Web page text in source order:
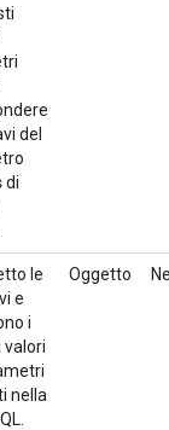
del
di
le
e
i
valori
nella
Oggetto